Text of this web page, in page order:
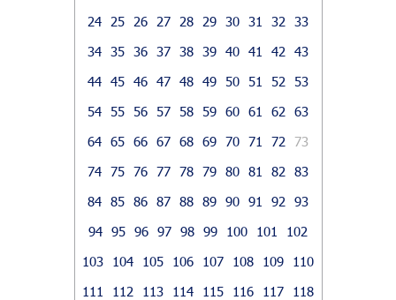
24
25 26 27 28 29 30 31 32
33
34 35 36 37 38 39 40 41 42
43
44 45 46 47 48 49 50 51 52
53
54 55 56 57 58 59 60 61 62
63
64 65 66 67 68 69 70 71 72
73
74 75 76 77 78 79 80 81 82
83
84 85 86 87 88 89 90 91 92
93
94 95 96 97 98 99 100 101
102
103
104 105 106 107 108 109
110
111
112 113 114 115 116 117
118